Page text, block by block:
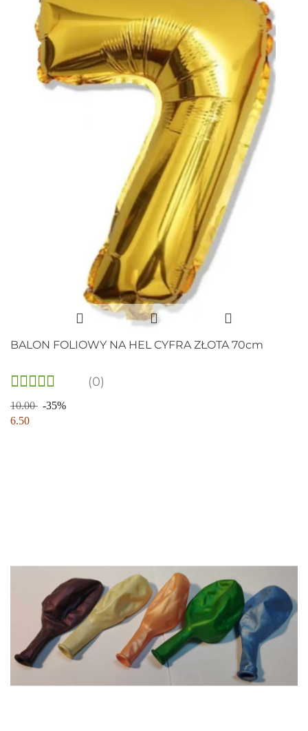
BALON FOLIOWY NA HEL CYFRA ZŁOTA 70cm
(0)
10.00
-35%
6.50